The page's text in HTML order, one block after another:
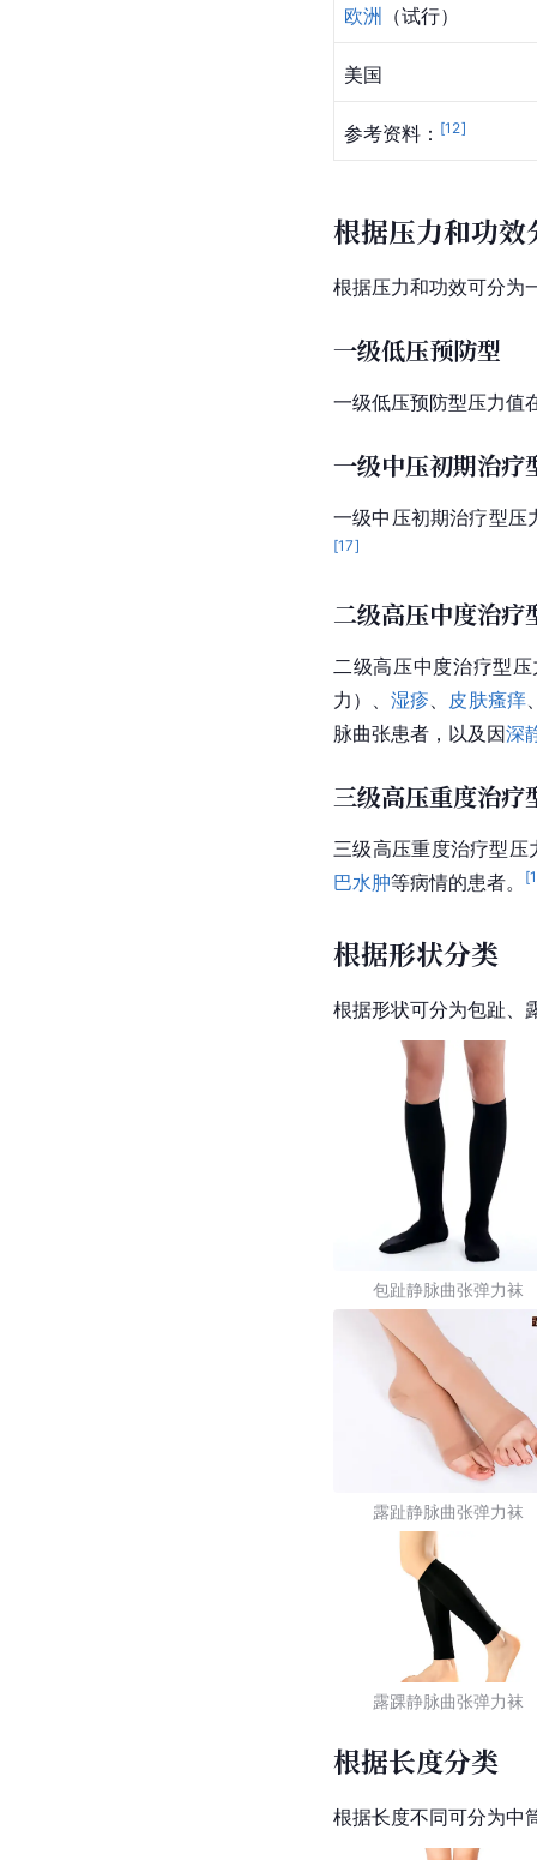
欧洲 （试行）
美国
参考资料： [12]
根据压力和功效
根据压力和功效可分为
一级低压预防型
一级低压预防型压力值
一级中压初期治疗
一级中压初期治疗型
[17]
二级高压中度治疗
二级高压中度治疗型
力）、湿疹 皮肤瘙痒
脉曲张患者，以及因深
三级高压重度治疗
三级高压重度治疗型
巴水肿等病情的患者。 [
根据形状分类
根据形状可分为包趾、
包趾静脉曲张弹力袜
露趾静脉曲张弹力袜
露踝静脉曲张弹力袜
根据长度分类
根据长度不同可分为中